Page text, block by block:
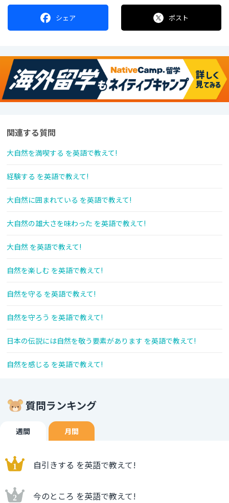
シェア ポスト
関連する質問
大自然を満喫する を英語で教えて!
経験する を英語で教えて!
大自然に囲まれている を英語で教えて!
大自然の雄大さを味わった を英語で教えて!
大自然 を英語で教えて!
自然を楽しむ を英語で教えて!
自然を守る を英語で教えて!
自然を守ろう を英語で教えて!
日本の伝説には自然を敬う要素があります を英語で教えて!
自然を感じる を英語で教えて!
質問ランキング
週間 月間
自引きする を英語で教えて!
今のところ を英語で教えて!